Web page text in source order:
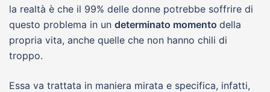
la realtà è che il 99% delle donne potrebbe soffrire di
questo problema in un determinato momento della
propria vita, anche quelle che non hanno chili di
troppo.
Essa va trattata in maniera mirata e specifica, infatti,